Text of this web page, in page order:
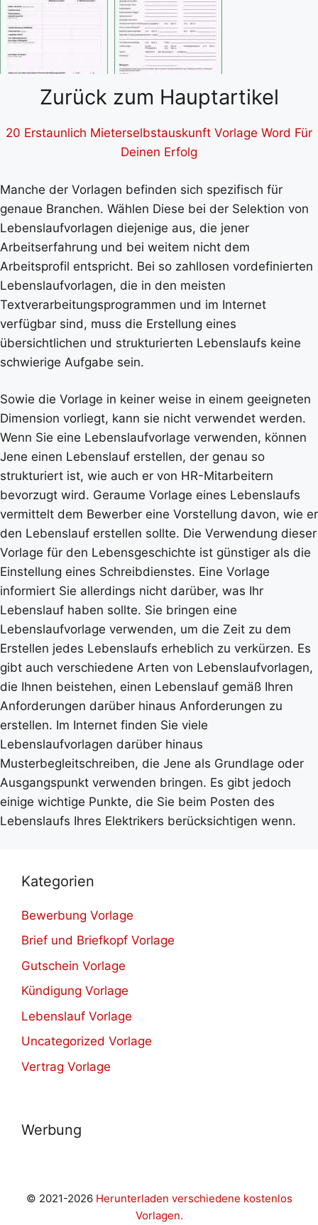
Zurück zum Hauptartikel
20 Erstaunlich Mieterselbstauskunft Vorlage Word Für
Deinen Erfolg
Manche der Vorlagen befinden sich spezifisch für
genaue Branchen. Wählen Diese bei der Selektion von
Lebenslaufvorlagen diejenige aus, die jener
Arbeitserfahrung und bei weitem nicht dem
Arbeitsprofil entspricht. Bei so zahllosen vordefinierten
Lebenslaufvorlagen, die in den meisten
Textverarbeitungsprogrammen und im Internet
verfügbar sind, muss die Erstellung eines
übersichtlichen und strukturierten Lebenslaufs keine
schwierige Aufgabe sein.
Sowie die Vorlage in keiner weise in einem geeigneten
Dimension vorliegt, kann sie nicht verwendet werden.
Wenn Sie eine Lebenslaufvorlage verwenden, können
Jene einen Lebenslauf erstellen, der genau so
strukturiert ist, wie auch er von HR-Mitarbeitern
bevorzugt wird. Geraume Vorlage eines Lebenslaufs
vermittelt dem Bewerber eine Vorstellung davon, wie er
den Lebenslauf erstellen sollte. Die Verwendung dieser
Vorlage für den Lebensgeschichte ist günstiger als die
Einstellung eines Schreibdienstes. Eine Vorlage
informiert Sie allerdings nicht darüber, was Ihr
Lebenslauf haben sollte. Sie bringen eine
Lebenslaufvorlage verwenden, um die Zeit zu dem
Erstellen jedes Lebenslaufs erheblich zu verkürzen. Es
gibt auch verschiedene Arten von Lebenslaufvorlagen,
die Ihnen beistehen, einen Lebenslauf gemäß Ihren
Anforderungen darüber hinaus Anforderungen zu
erstellen. Im Internet finden Sie viele
Lebenslaufvorlagen darüber hinaus
Musterbegleitschreiben, die Jene als Grundlage oder
Ausgangspunkt verwenden bringen. Es gibt jedoch
einige wichtige Punkte, die Sie beim Posten des
Lebenslaufs Ihres Elektrikers berücksichtigen wenn.
Kategorien
Bewerbung Vorlage
Brief und Briefkopf Vorlage
Gutschein Vorlage
Kündigung Vorlage
Lebenslauf Vorlage
Uncategorized Vorlage
Vertrag Vorlage
Werbung
© 2021-2026 Herunterladen verschiedene kostenlos
Vorlagen.